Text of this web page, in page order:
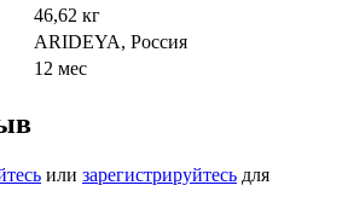
46,62 кг
ARIDEYA, Россия
12 мес
или зарегистрируйтесь для